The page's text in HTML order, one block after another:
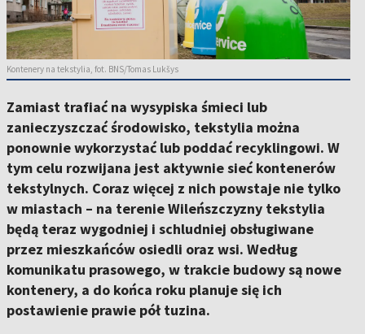
Kontenery na tekstylia, fot. BNS/Tomas Lukšys
Zamiast trafiać na wysypiska śmieci lub
zanieczyszczać środowisko, tekstylia można
ponownie wykorzystać lub poddać recyklingowi. W
tym celu rozwijana jest aktywnie sieć kontenerów
tekstylnych. Coraz więcej z nich powstaje nie tylko
w miastach – na terenie Wileńszczyzny tekstylia
będą teraz wygodniej i schludniej obsługiwane
przez mieszkańców osiedli oraz wsi. Według
komunikatu prasowego, w trakcie budowy są nowe
kontenery, a do końca roku planuje się ich
postawienie prawie pół tuzina.